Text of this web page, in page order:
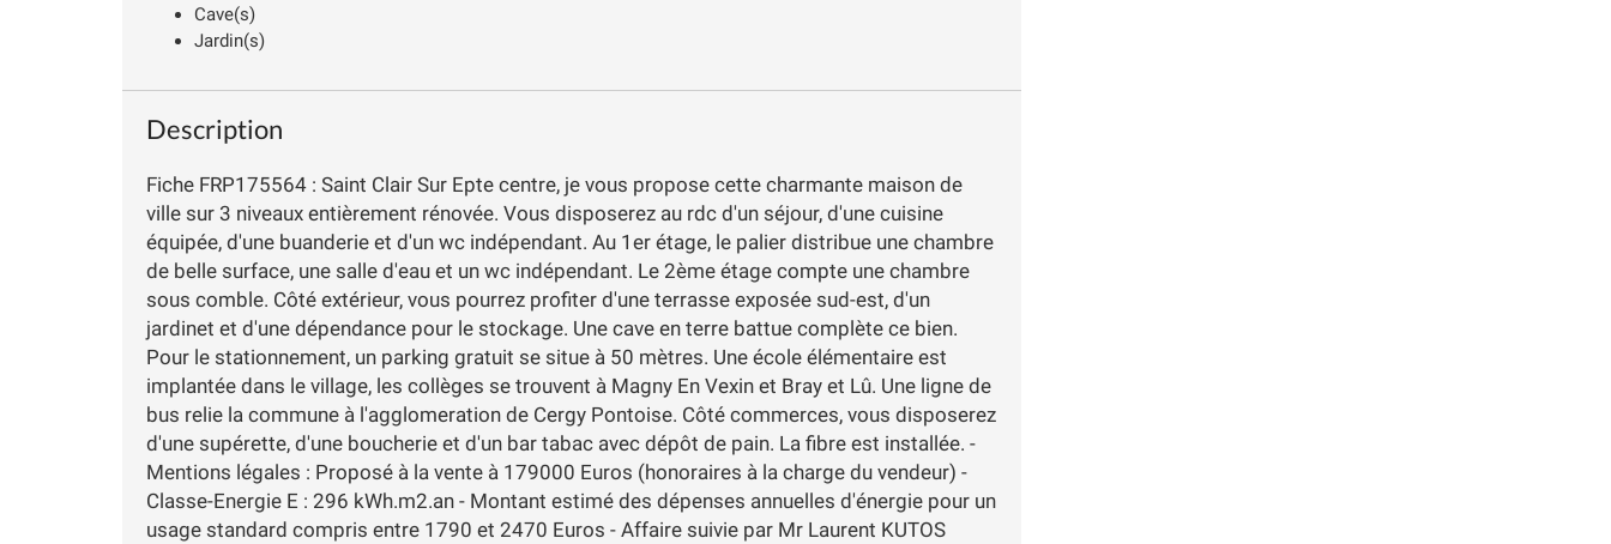
Cave(s)
Jardin(s)
Description
Fiche FRP175564 : Saint Clair Sur Epte centre, je vous propose cette charmante maison de
ville sur 3 niveaux entièrement rénovée. Vous disposerez au rdc d'un séjour, d'une cuisine
équipée, d'une buanderie et d'un wc indépendant. Au 1er étage, le palier distribue une chambre
de belle surface, une salle d'eau et un wc indépendant. Le 2ème étage compte une chambre
sous comble. Côté extérieur, vous pourrez profiter d'une terrasse exposée sud-est, d'un
jardinet et d'une dépendance pour le stockage. Une cave en terre battue complète ce bien.
Pour le stationnement, un parking gratuit se situe à 50 mètres. Une école élémentaire est
implantée dans le village, les collèges se trouvent à Magny En Vexin et Bray et Lû. Une ligne de
bus relie la commune à l'agglomeration de Cergy Pontoise. Côté commerces, vous disposerez
d'une supérette, d'une boucherie et d'un bar tabac avec dépôt de pain. La fibre est installée. -
Mentions légales : Proposé à la vente à 179000 Euros (honoraires à la charge du vendeur) -
Classe-Energie E : 296 kWh.m2.an - Montant estimé des dépenses annuelles d'énergie pour un
usage standard compris entre 1790 et 2470 Euros - Affaire suivie par Mr Laurent KUTOS